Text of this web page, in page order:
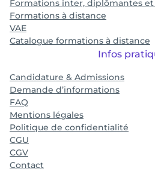
Formations inter, diplômantes
Formations à distance
VAE
Catalogue formations à distance
Infos
Candidature & Admissions
Demande d’informations
FAQ
Mentions légales
Politique de confidentialité
CGU
CGV
Contact